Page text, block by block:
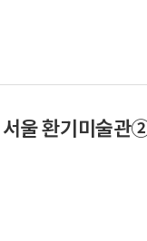
울 환기미술관